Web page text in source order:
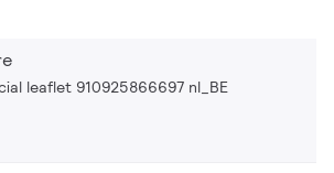
leaflet 910925866697 nl_BE